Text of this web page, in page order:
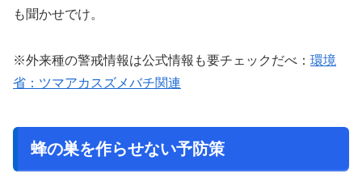
も聞かせでけ。
※外来種の警戒情報は公式情報も要チェックだべ： 環境
省：ツマアカスズメバチ関連
蜂の巣を作らせない予防策